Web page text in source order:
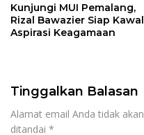
Kunjungi MUI Pemalang,
Rizal Bawazier Siap Kawal
Aspirasi Keagamaan
Tinggalkan Balasan
Alamat email Anda tidak
ditandai *